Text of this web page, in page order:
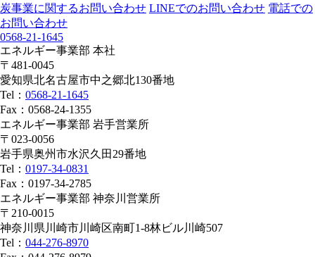
炭事業に関するお問い合わせ LINEでのお問い合わせ 電話での
お問い合わせ
0568-21-1645
エネルギー事業部 本社
〒481-0045
愛知県北名古屋市中之郷北130番地
Tel： 0568-21-1645
Fax：0568-24-1355
エネルギー事業部 岩手営業所
〒023-0056
岩手県奥州市水沢久田29番地
Tel： 0197-34-0831
Fax：0197-34-2785
エネルギー事業部 神奈川営業所
〒210-0015
神奈川県川崎市川崎区南町1-8林ビル川崎507
Tel： 044-276-8970